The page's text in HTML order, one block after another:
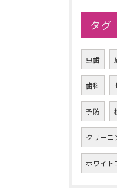
タグ
虫歯
歯科
予防
クリーニ
ホワイト